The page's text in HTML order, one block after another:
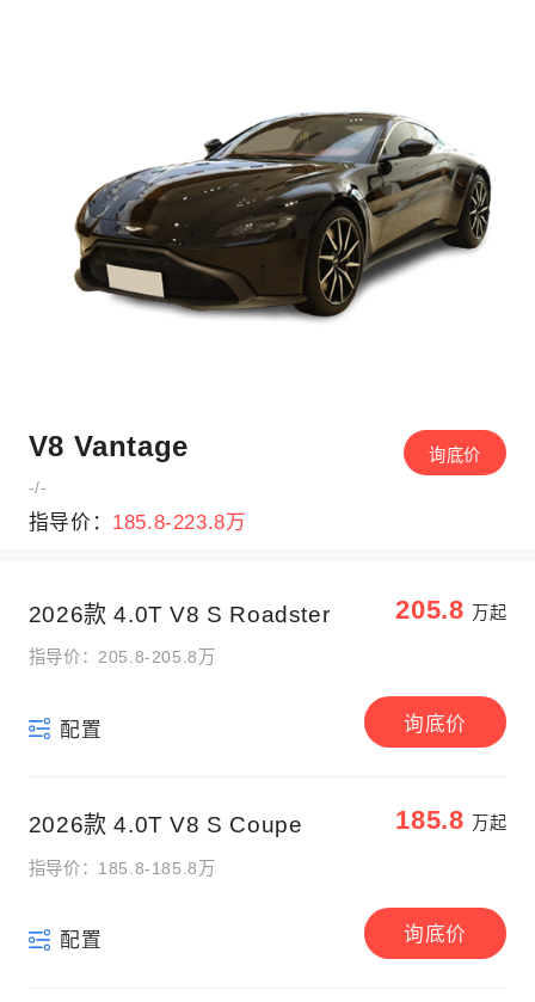
V8 Vantage
-/-
指导价： 185.8-223.8万
询底价
2026款 4.0T V8 S Roadster 205.8 万起
指导价：205.8-205.8万
配置 询底价
2026款 4.0T V8 S Coupe 185.8 万起
指导价：185.8-185.8万
配置 询底价